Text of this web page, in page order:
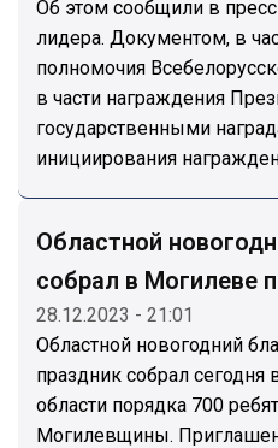
Об этом сообщили в
лидера. Документом, в
полномочия
в части награждения
государственными
инициирования
Областной
собрал в Могилеве
28.12.2023 - 21:01
Областной новогодний
праздник собрал
области порядка 700
Могилевщины.